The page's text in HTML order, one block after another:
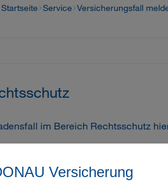
Versicherung
Startseite Service Versicherungsfall
im Bereich Rechtsschutz
Startseite Service Versicherungsfall